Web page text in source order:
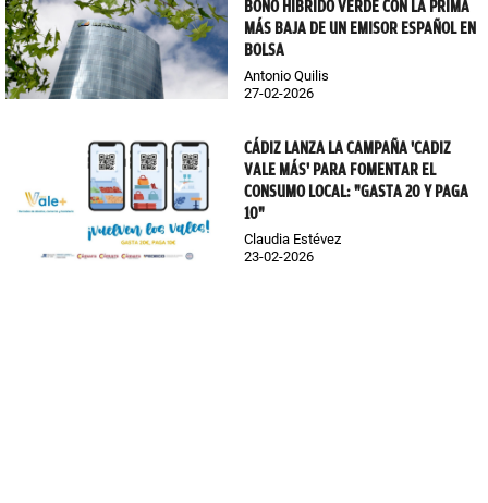
BONO HÍBRIDO VERDE CON LA PRIMA
MÁS BAJA DE UN EMISOR ESPAÑOL EN
BOLSA
Antonio Quilis
27-02-2026
CÁDIZ LANZA LA CAMPAÑA 'CADIZ
VALE MÁS' PARA FOMENTAR EL
CONSUMO LOCAL: "GASTA 20 Y PAGA
10"
Claudia Estévez
23-02-2026